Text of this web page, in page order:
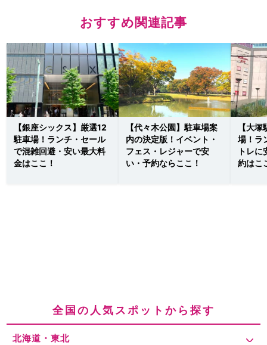
おすすめ関連記事
【銀座シックス】厳選12
駐車場！ランチ・セール
で混雑回避・安い最大料
金はここ！
【代々木公園】駐車場案
内の決定版！イベント・
フェス・レジャーで安
い・予約ならここ！
【大
場！ラ
トレ
約はこ
全国の人気スポットから探す
北海道・東北